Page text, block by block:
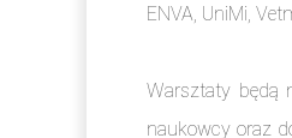
ENVA, UniMi,
Warsztaty będą
naukowcy oraz